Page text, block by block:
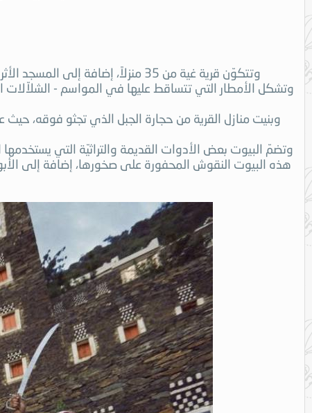
وتتكوّن قرية غية من 35 منزلاً، إضافة إلى المسجد الأثريّ الموجود فيها، وعين الماء - المورد الوحيد للقرية. كما تنتشر المزارع حول القرية وكأنّها تطوّقها
وتشكل الأمطار التي تتساقط عليها في المواسم -
وبنيت منازل القرية من حجارة الجبل الذي تجثو فوقه،
وتضمّ البيوت بعض الأدوات القديمة والتراثيّة التي
هذه البيوت النقوش المحفورة على صخورها، إضافة إلى